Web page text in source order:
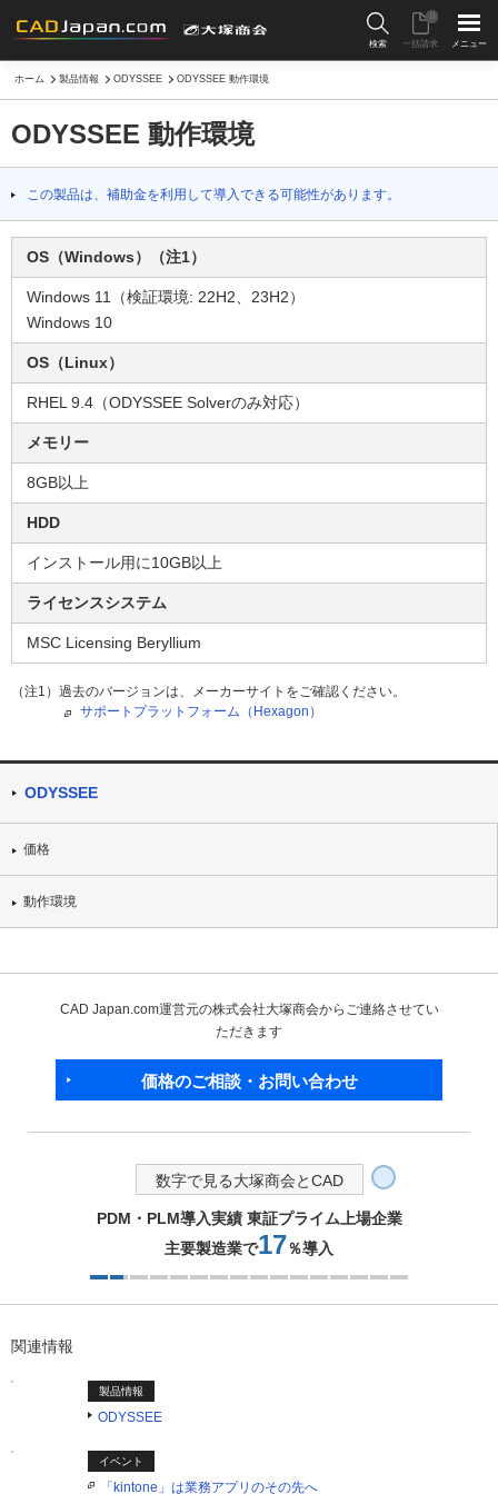
検索 一括請求
0
メニュー
ホーム 製品情報 ODYSSEE ODYSSEE 動作環境
ODYSSEE 動作環境
この製品は、補助金を利用して導入できる可能性があります。
OS（Windows）（注1）
Windows 11（検証環境: 22H2、23H2）
Windows 10
OS（Linux）
RHEL 9.4（ODYSSEE Solverのみ対応）
メモリー
8GB以上
HDD
インストール用に10GB以上
ライセンスシステム
MSC Licensing Beryllium
（注1）過去のバージョンは、メーカーサイトをご確認ください。
サポートプラットフォーム（Hexagon）
ODYSSEE
価格
動作環境
CAD Japan.com運営元の株式会社大塚商会からご連絡させてい
ただきます
価格のご相談・お問い合わせ
数字で見る大塚商会とCAD
PDM・PLM導入実績 東証プライム上場企業
主要製造業で17％導入
関連情報
製品情報
ODYSSEE
イベント
「kintone」は業務アプリのその先へ